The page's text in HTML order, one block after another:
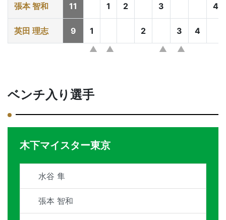
張本 智和 11 1 2 3 4
英田 理志 9 1 2 3 4
ベンチ入り選手
木下マイスター東京
水谷 隼
張本 智和